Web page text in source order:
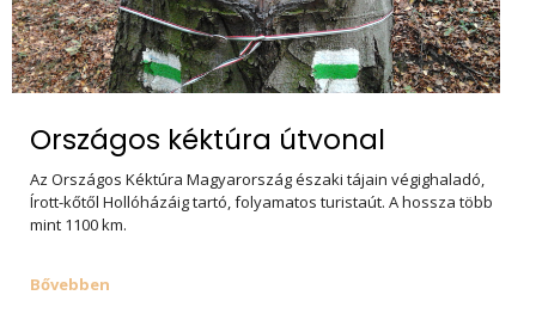
Országos kéktúra útvonal
Az Országos Kéktúra Magyarország északi tájain végighaladó,
Írott-kőtől Hollóházáig tartó, folyamatos turistaút. A hossza több
mint 1100 km.
Bővebben